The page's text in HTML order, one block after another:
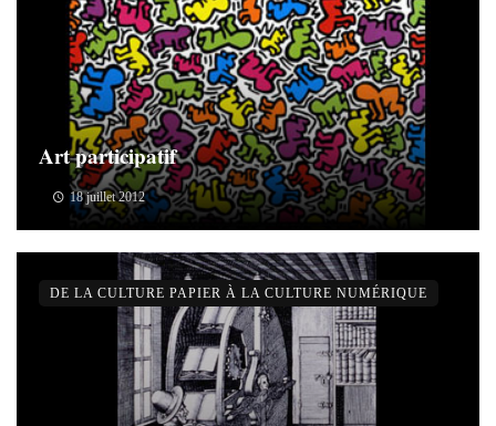
Art participatif
18 juillet 2012
DE LA CULTURE PAPIER À LA CULTURE NUMÉRIQUE